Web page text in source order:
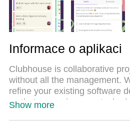
Informace o aplikaci
Clubhouse is collaborative
without all the management.
refine your existing software
so that managing your tasks
Show more